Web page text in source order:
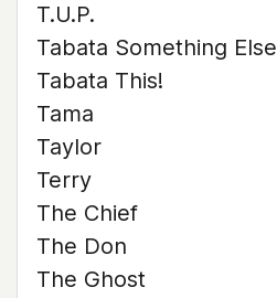
T.U.P.
Tabata Something Else
Tabata This!
Tama
Taylor
Terry
The Chief
The Don
The Ghost